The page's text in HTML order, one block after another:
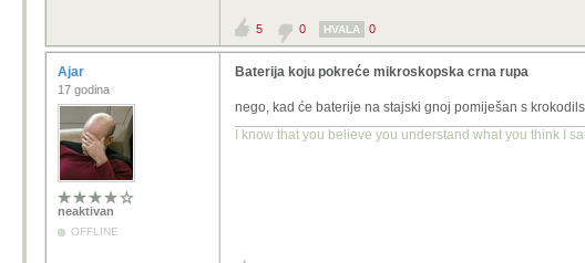
5 0 HVALA 0
Ajar
17 godina
neaktivan
OFFLINE
Baterija koju pokreće mikroskopska crna rupa
nego, kad će baterije na stajski gnoj pomiješan s
I know that you believe you understand what you think I